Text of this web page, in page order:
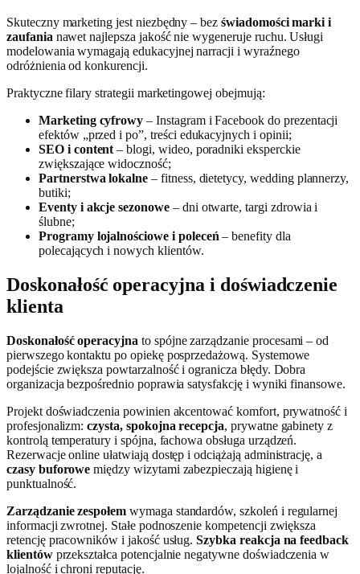
Skuteczny marketing jest niezbędny – bezświadomości marki i
zaufania nawet najlepsza jakość nie wygeneruje ruchu. Usługi
modelowania wymagają edukacyjnej narracji i wyraźnego
odróżnienia od konkurencji.
Praktyczne filary strategii marketingowej obejmują:
Marketing cyfrowy – Instagram i Facebook do prezentacji
efektów „przed i po”, treści edukacyjnych i opinii;
SEO i content – blogi, wideo, poradniki eksperckie
zwiększające widoczność;
Partnerstwa lokalne – fitness, dietetycy, wedding plannerzy,
butiki;
Eventy i akcje sezonowe– dni otwarte, targi zdrowia i
ślubne;
Programy lojalnościowe i poleceń – benefity dla
polecających i nowych klientów.
Doskonałość operacyjna i doświadczenie
klienta
Doskonałość operacyjna to spójne zarządzanie procesami – od
pierwszego kontaktu po opiekę posprzedażową. Systemowe
podejście zwiększa powtarzalność i ogranicza błędy. Dobra
organizacja bezpośrednio poprawia satysfakcję i wyniki finansowe.
Projekt doświadczenia powinien akcentować komfort, prywatność i
profesjonalizm:czysta, spokojna recepcja, prywatne gabinety z
kontrolą temperatury i spójna, fachowa obsługa urządzeń.
Rezerwacje online ułatwiają dostęp i odciążają administrację, a
czasy buforowe między wizytami zabezpieczają higienę i
punktualność.
Zarządzanie zespołem wymaga standardów, szkoleń i regularnej
informacji zwrotnej. Stałe podnoszenie kompetencji zwiększa
retencję pracowników i jakość usług.Szybka reakcja na feedback
klientówprzekształca potencjalnie negatywne doświadczenia w
lojalność i chroni reputację.